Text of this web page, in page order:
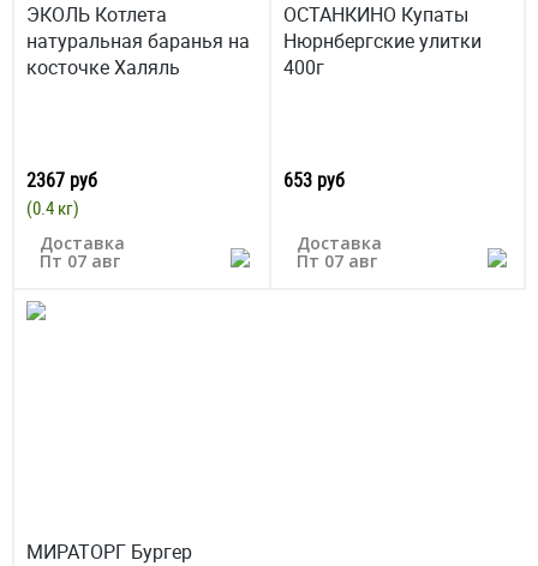
ЭКОЛЬ Котлета
натуральная баранья на
косточке Халяль
2367 руб
(0.4 кг)
Доставка
Пт 07 авг
ОСТАНКИНО Купаты
Нюрнбергские улитки
400г
653 руб
Доставка
Пт 07 авг
МИРАТОРГ Бургер